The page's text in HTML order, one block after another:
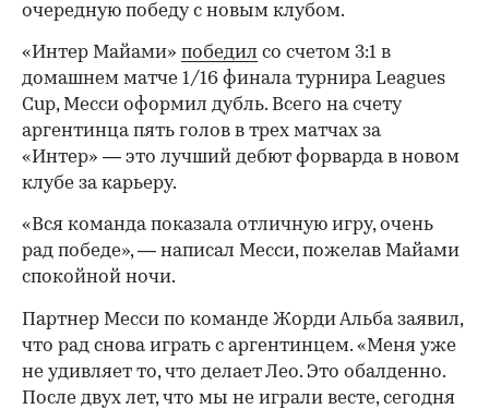
очередную победу с новым клубом.
«Интер Майами» победил со счетом 3:1 в
домашнем матче 1/16 финала турнира Leagues
Cup, Месси оформил дубль. Всего на счету
аргентинца пять голов в трех матчах за
«Интер» — это лучший дебют форварда в новом
клубе за карьеру.
«Вся команда показала отличную игру, очень
рад победе», — написал Месси, пожелав Майами
спокойной ночи.
Партнер Месси по команде Жорди Альба заявил,
что рад снова играть с аргентинцем. «Меня уже
не удивляет то, что делает Лео. Это обалденно.
После двух лет, что мы не играли весте, сегодня